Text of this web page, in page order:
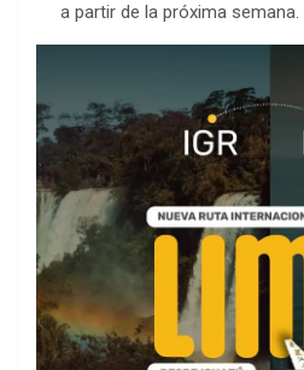
a partir de la próxima semana.